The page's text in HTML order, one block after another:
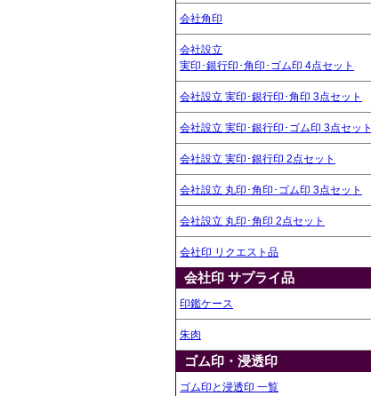
会社角印
会社設立
実印･銀行印･角印･ゴム印 4点セット
会社設立 実印･銀行印･角印 3点セット
会社設立 実印･銀行印･ゴム印 3点セット
会社設立 実印･銀行印 2点セット
会社設立 丸印･角印･ゴム印 3点セット
会社設立 丸印･角印 2点セット
会社印 リクエスト品
会社印 サプライ品
印鑑ケース
朱肉
ゴム印・浸透印
ゴム印と浸透印 一覧